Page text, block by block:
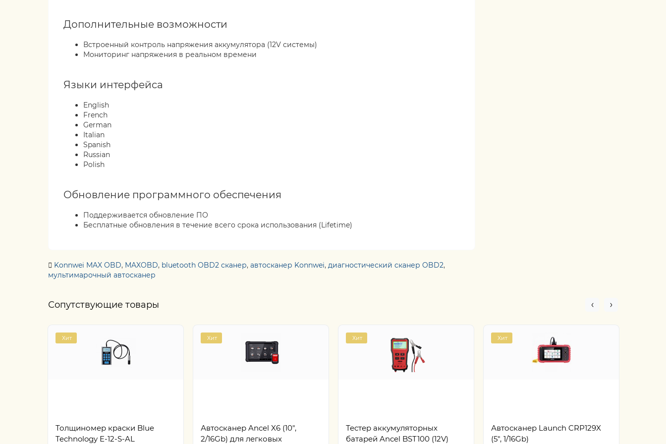
Дополнительные возможности
Встроенный контроль напряжения аккумулятора (12V системы)
Мониторинг напряжения в реальном времени
Языки интерфейса
English
French
German
Italian
Spanish
Russian
Polish
Обновление программного обеспечения
Поддерживается обновление ПО
Бесплатные обновления в течение всего срока использования (Lifetime)
Konnwei MAX OBD, MAXOBD, bluetooth OBD2 сканер, автосканер Konnwei, диагностический сканер OBD2,
мультимарочный автосканер
Сопутствующие товары
Хит
Толщиномер краски Blue
Technology E-12-S-AL
Хит
Автосканер Ancel X6 (10",
2/16Gb) для легковых
Хит
Тестер аккумуляторных
батарей Ancel BST100 (12V)
Хит
Автосканер Launch CRP129X
(5", 1/16Gb)